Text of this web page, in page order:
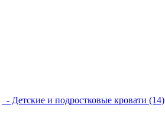
- Детские и подростковые кровати (14)